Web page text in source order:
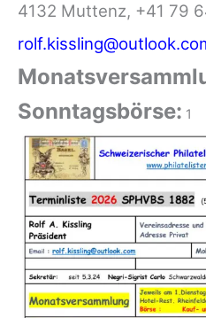
4132 Muttenz, +41 79
Sonntagsbörse: 1